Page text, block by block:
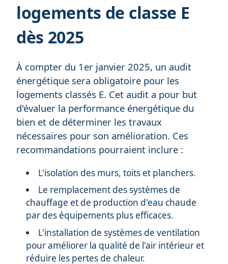
logements de classe E
dès 2025
À compter du 1er janvier 2025, un audit
énergétique sera obligatoire pour les
logements classés E. Cet audit a pour but
d'évaluer la performance énergétique du
bien et de déterminer les travaux
nécessaires pour son amélioration. Ces
recommandations pourraient inclure :
L'isolation des murs, toits et planchers.
Le remplacement des systèmes de
chauffage et de production d'eau chaude
par des équipements plus efficaces.
L'installation de systèmes de ventilation
pour améliorer la qualité de l'air intérieur et
réduire les pertes de chaleur.